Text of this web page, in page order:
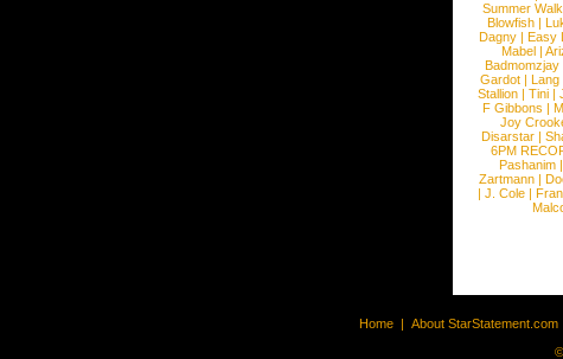
Summer
Blowfish |
Dagny| Easy
Mabel|
Badmomzjay
Gardot | Lang
Stallion| Tini|
F Gibbons |
Joy
Disarstar |
6PM
Pashanim|
Zartmann |
| J. Cole |
Home | About StarStatement.com